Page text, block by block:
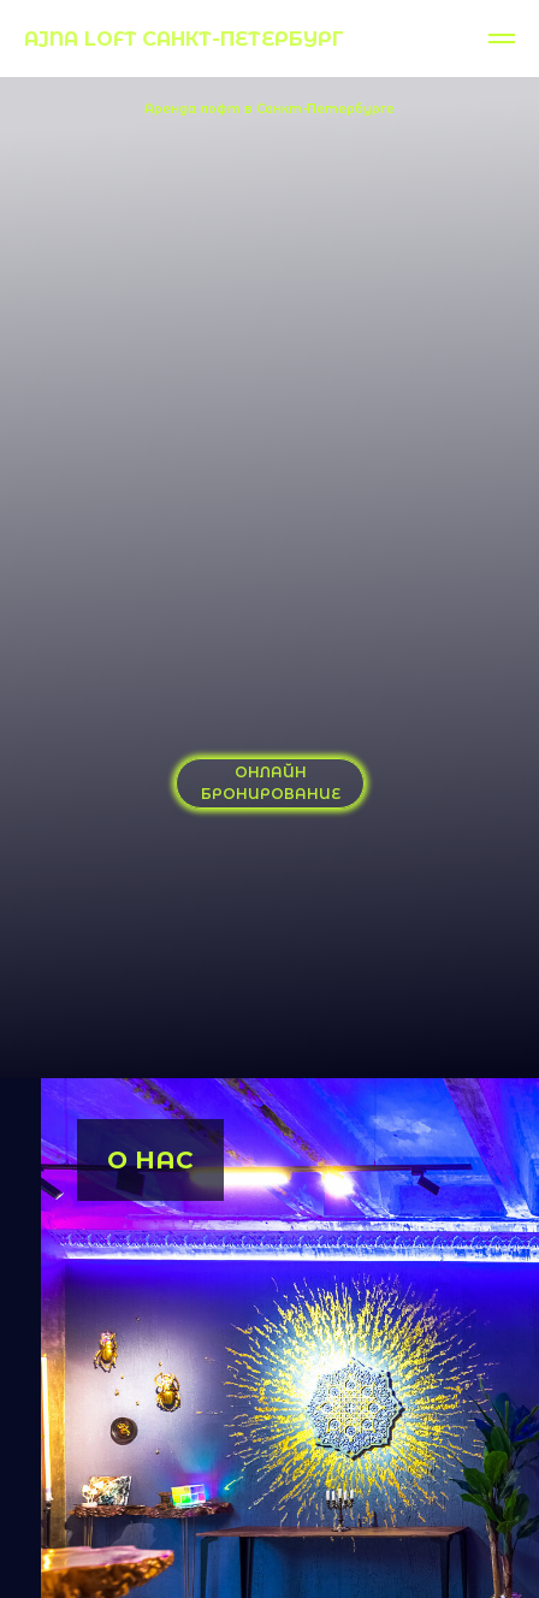
AJNA LOFT САНКТ-ПЕТЕРБУРГ
Аренда лофт в Санкт-Петербурге
ОНЛАЙН
БРОНИРОВАНИЕ
О НАС